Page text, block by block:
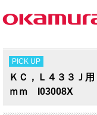
PICK UP
ＫＣ，Ｌ４３３Ｊ
ｍｍ I03008X